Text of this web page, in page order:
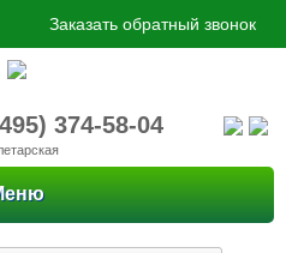
Заказать обратный звонок
374-58-04